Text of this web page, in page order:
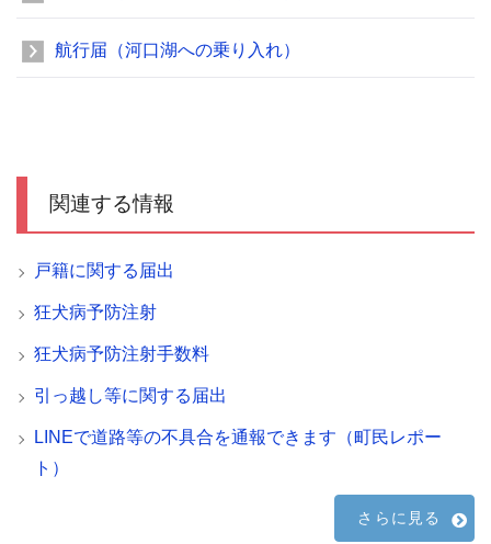
航行届（河口湖への乗り入れ）
関連する情報
戸籍に関する届出
狂犬病予防注射
狂犬病予防注射手数料
引っ越し等に関する届出
LINEで道路等の不具合を通報できます（町民レポー
ト）
さらに見る